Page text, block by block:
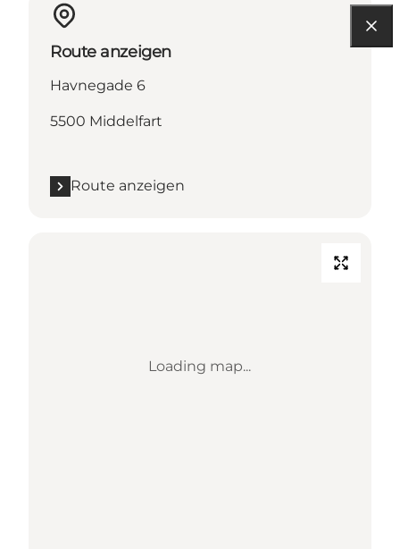
Route anzeigen
Havnegade 6
5500 Middelfart
Route anzeigen
Loading map...